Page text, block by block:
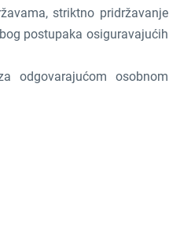
striktno pridržavanje
postupaka osiguravajućih
odgovarajućom osobnom